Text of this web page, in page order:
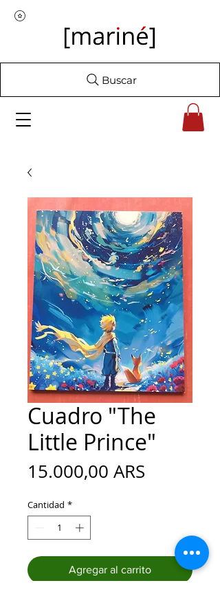
Buscar
Cuadro "The
Little Prince"
15.000,00 ARS
Cantidad *
Agregar al carrito